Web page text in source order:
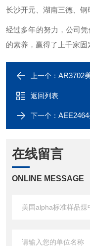
长沙开元、湖南三德、钢
经过多年的努力，公司
的素养，赢得了上千家固
上一个： AR3702
返回列表
下一个：
在线留言
ONLINE MESSAGE